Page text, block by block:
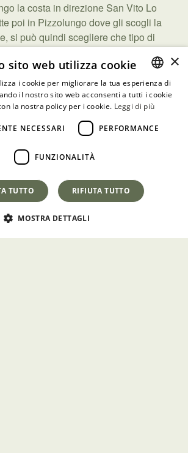
la costa in direzione San Vito Lo
poi in Pizzolungo dove gli scogli la
si può quindi scegliere che tipo di
che tipo di affollamento trovare.
collegata a valle da una cabinovia che
da una stazione all’altra ed è
lo splendido panorama sulle
Egadi.
la spiaggia si raggiunge con i
una passeggiata di 20 minuti.
ITALIAN
×
sito web utilizza cookie
i cookie per migliorare la tua esperienza di
il nostro sito web acconsenti a tutti i cookie
la nostra policy per i cookie. Leggi di più
NECESSARI PERFORMANCE
FUNZIONALITÀ
TUTTO RIFIUTA TUTTO
MOSTRA DETTAGLI